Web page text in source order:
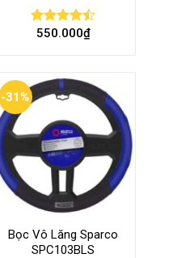
Rated
550.000₫
-31%
Bọc Vô Lăng Sparco
SPC103BLS